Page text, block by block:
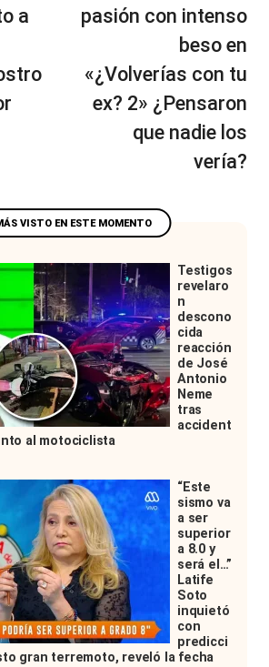
a
pasión con intenso
beso en
«¿Volverías con tu
ex? 2» ¿Pensaron
que nadie los
vería?
Testigos
revelaro
n
descono
cida
reacción
de José
Antonio
Neme
tras
accident
al motociclista
“Este
sismo va
a ser
superior
a 8.0 y
será el…”
Latife
Soto
inquietó
con
predicci
gran terremoto, reveló la fecha